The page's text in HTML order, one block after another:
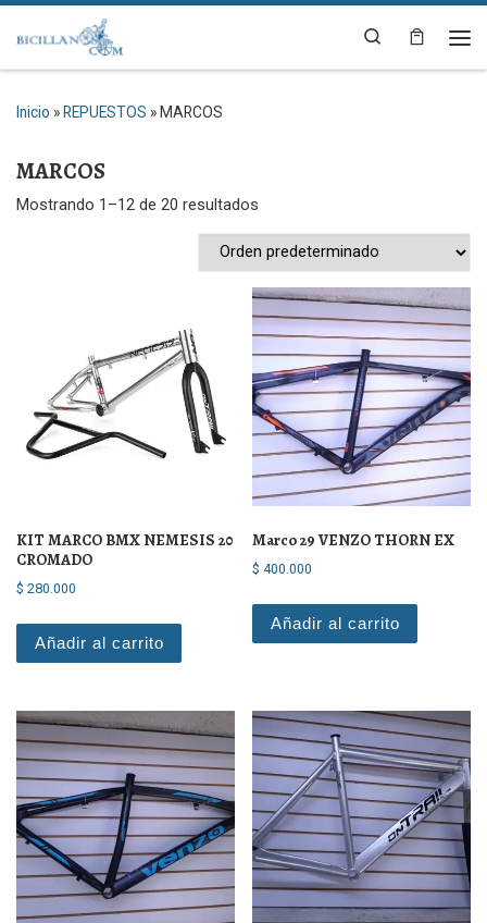
Saltar al contenido
Search
Inicio » REPUESTOS » MARCOS
MARCOS
Mostrando 1–12 de 20 resultados
KIT MARCO BMX NEMESIS 20
CROMADO
$ 280.000
Añadir al carrito
Marco 29 VENZO THORN EX
$ 400.000
Añadir al carrito